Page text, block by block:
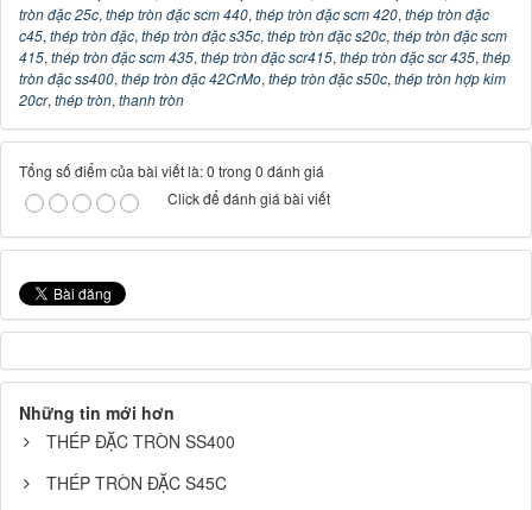
tròn đặc 25c, thép tròn đặc scm 440, thép tròn đặc scm 420, thép tròn đặc
c45, thép tròn đặc, thép tròn đặc s35c, thép tròn đặc s20c, thép tròn đặc scm
415, thép tròn đặc scm 435, thép tròn đặc scr415, thép tròn đặc scr 435, thép
tròn đặc ss400, thép tròn đặc 42CrMo, thép tròn đặc s50c, thép tròn hợp kim
20cr, thép tròn, thanh tròn
Tổng số điểm của bài viết là: 0 trong 0 đánh giá
Click để đánh giá bài viết
Những tin mới hơn
THÉP ĐẶC TRÒN SS400
THÉP TRÒN ĐẶC S45C